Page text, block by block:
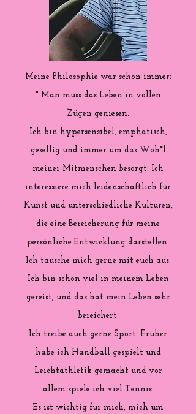
Meine Philosophie war schon immer:
" Man muss das Leben in vollen
Zügen geniesen.
Ich bin hypersensibel, emphatisch,
gesellig und immer um das Woh*l
meiner Mitmenschen besorgt. Ich
interessiere mich leidenschaftlich für
Kunst und unterschiedliche Kulturen,
die eine Bereicherung für meine
persönliche Entwicklung darstellen.
Ich tausche mich gerne mit euch aus.
Ich bin schon viel in meinem Leben
gereist, und das hat mein Leben sehr
bereichert.
Ich treibe auch gerne Sport. Früher
habe ich Handball gespielt und
Leichtathletik gemacht und vor
allem spiele ich viel Tennis.
Es ist wichtig fur mich, mich um